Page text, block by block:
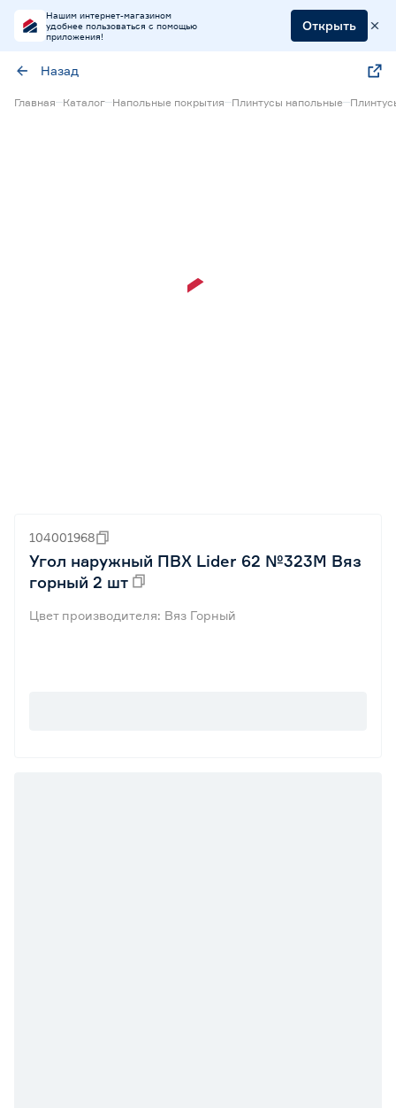
Нашим интернет-магазином
удобнее пользоваться с помощью
приложения!
Открыть
Назад
Главная Каталог Напольные покрытия Плинтусы напольные
104001968
Угол наружный ПВХ Lider 62 №323М Вяз
горный 2 шт
Цвет производителя: Вяз Горный